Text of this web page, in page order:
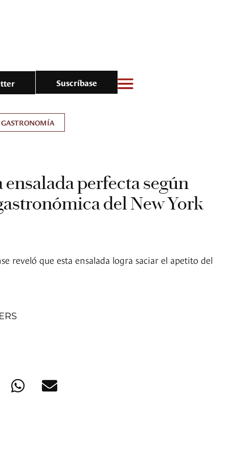
Suscríbase
GASTRONOMÍA
ensalada perfecta según
del New York
reveló que esta ensalada logra saciar el apetito del